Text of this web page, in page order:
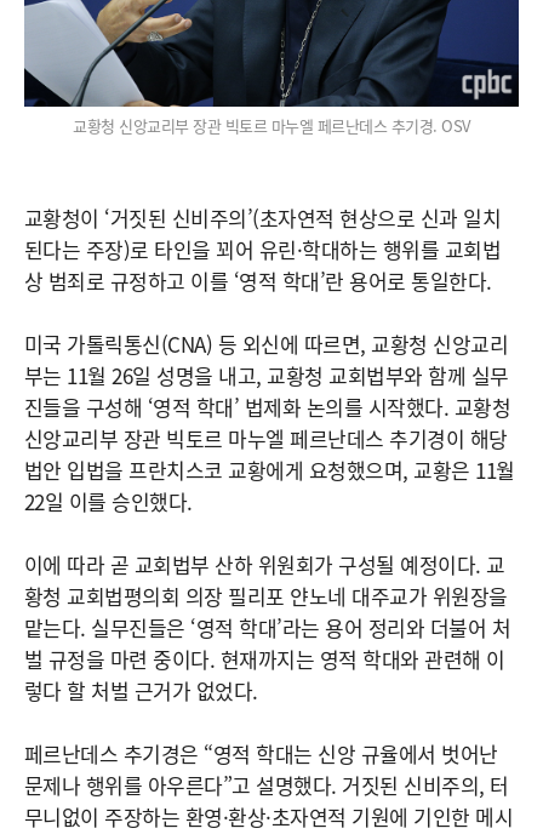
교황청 신앙교리부 장관 빅토르 마누엘 페르난데스 추기경. OSV
교황청이 ‘거짓된 신비주의’(초자연적 현상으로 신과 일치
된다는 주장)로 타인을 꾀어 유린·학대하는 행위를 교회법
상 범죄로 규정하고 이를 ‘영적 학대’란 용어로 통일한다.
미국 가톨릭통신(CNA) 등 외신에 따르면, 교황청 신앙교리
부는 11월 26일 성명을 내고, 교황청 교회법부와 함께 실무
진들을 구성해 ‘영적 학대’ 법제화 논의를 시작했다. 교황청
신앙교리부 장관 빅토르 마누엘 페르난데스 추기경이 해당
법안 입법을 프란치스코 교황에게 요청했으며, 교황은 11월
22일 이를 승인했다.
이에 따라 곧 교회법부 산하 위원회가 구성될 예정이다. 교
황청 교회법평의회 의장 필리포 얀노네 대주교가 위원장을
맡는다. 실무진들은 ‘영적 학대’라는 용어 정리와 더불어 처
벌 규정을 마련 중이다. 현재까지는 영적 학대와 관련해 이
렇다 할 처벌 근거가 없었다.
페르난데스 추기경은 “영적 학대는 신앙 규율에서 벗어난
문제나 행위를 아우른다”고 설명했다. 거짓된 신비주의, 터
무니없이 주장하는 환영·환상·초자연적 기원에 기인한 메시